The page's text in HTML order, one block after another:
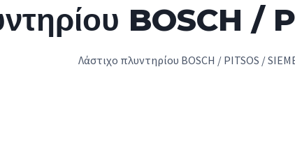
BOSCH /
Λάστιχο πλυντηρίου BOSCH / PITSOS /